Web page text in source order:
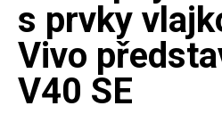
s prvky
Vivo
V40 SE